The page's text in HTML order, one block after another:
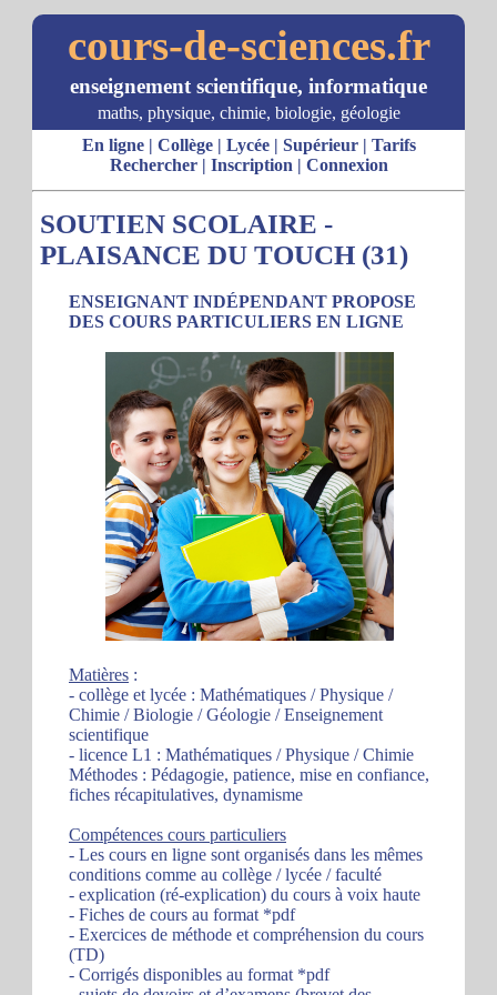
cours-de-sciences.fr
enseignement scientifique, informatique
maths, physique, chimie, biologie, géologie
En ligne| Collège| Lycée| Supérieur| Tarifs
Rechercher| Inscription | Connexion
SOUTIEN SCOLAIRE -
PLAISANCE DU TOUCH (31)
ENSEIGNANT INDÉPENDANT PROPOSE
DES COURS PARTICULIERS EN LIGNE
Matières :
- collège et lycée : Mathématiques / Physique /
Chimie / Biologie / Géologie / Enseignement
scientifique
- licence L1 : Mathématiques / Physique / Chimie
Méthodes : Pédagogie, patience, mise en confiance,
fiches récapitulatives, dynamisme
Compétences cours particuliers
- Les cours en ligne sont organisés dans les mêmes
conditions comme au collège / lycée / faculté
- explication (ré-explication) du cours à voix haute
- Fiches de cours au format *pdf
- Exercices de méthode et compréhension du cours
(TD)
- Corrigés disponibles au format *pdf